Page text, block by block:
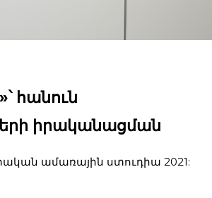
հանուն
իրականացման
ամառային ստուդիա 2021: